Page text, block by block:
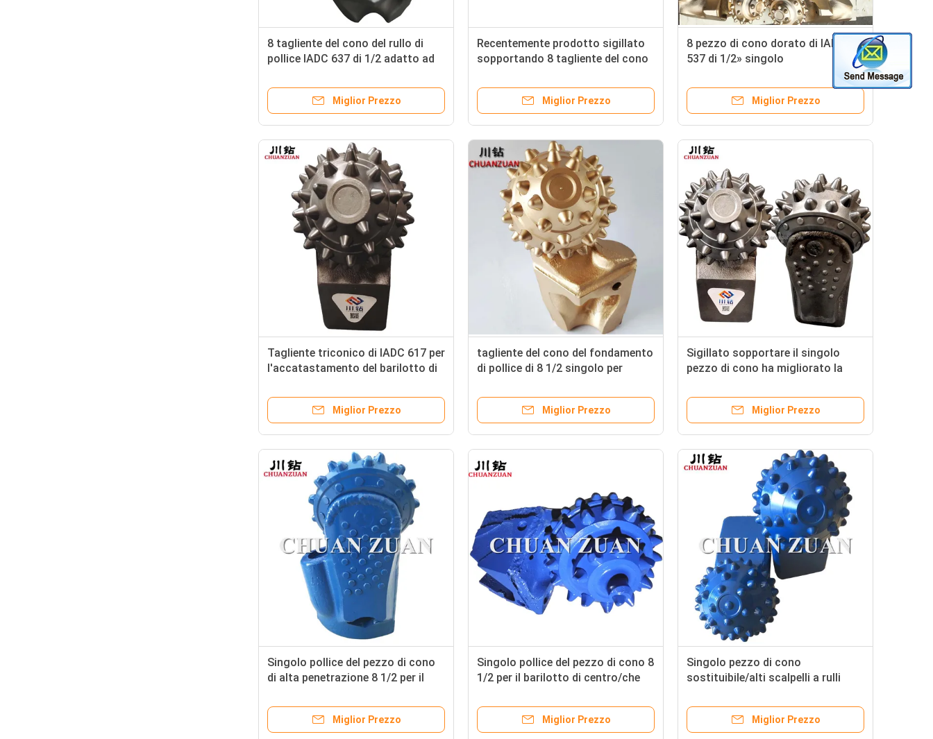
8 tagliente del cono del rullo di
pollice IADC 637 di 1/2 adatto ad
ingegneria di HDD
Miglior Prezzo
Recentemente prodotto sigillato
sopportando 8 tagliente del cono
Miglior Prezzo
8 pezzo di cono dorato di IADC
537 di 1/2» singolo
Miglior Prezzo
Tagliente triconico di IADC 617 per
l'accatastamento del barilotto di
Miglior Prezzo
tagliente del cono del fondamento
di pollice di 8 1/2 singolo per
Miglior Prezzo
Sigillato sopportare il singolo
pezzo di cono ha migliorato la
taglierina del cono
Miglior Prezzo
Singolo pollice del pezzo di cono
di alta penetrazione 8 1/2 per il
del fondamento
Miglior Prezzo
Singolo pollice del pezzo di cono 8
1/2 per il barilotto di centro/che
Miglior Prezzo
Singolo pezzo di cono
sostituibile/alti scalpelli a rulli
Miglior Prezzo